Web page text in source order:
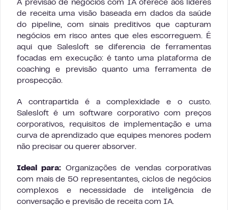
A previsão de negócios com IA oferece aos líderes
de receita uma visão baseada em dados da saúde
do pipeline, com sinais preditivos que capturam
negócios em risco antes que eles escorreguem. É
aqui que Salesloft se diferencia de ferramentas
focadas em execução: é tanto uma plataforma de
coaching e previsão quanto uma ferramenta de
prospecção.
A contrapartida é a complexidade e o custo.
Salesloft é um software corporativo com preços
corporativos, requisitos de implementação e uma
curva de aprendizado que equipes menores podem
não precisar ou querer absorver.
Ideal para: Organizações de vendas corporativas
com mais de 50 representantes, ciclos de negócios
complexos e necessidade de inteligência de
conversação e previsão de receita com IA.